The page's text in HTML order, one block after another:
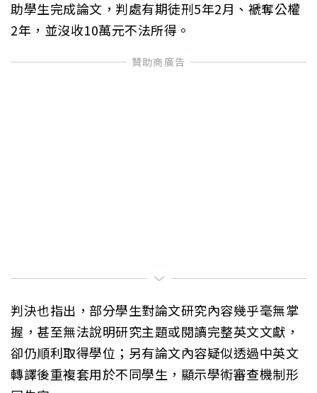
助學生完成論文，判處有期徒刑5年2月、褫奪公權
2年，並沒收10萬元不法所得。
判決也指出，部分學生對論文研究內容幾乎毫無掌
握，甚至無法說明研究主題或閱讀完整英文文獻，
卻仍順利取得學位；另有論文內容疑似透過中英文
轉譯後重複套用於不同學生，顯示學術審查機制形